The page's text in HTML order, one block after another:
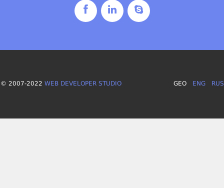
© 2007-2022 WEB DEVELOPER STUDIOGEO ENG RUS